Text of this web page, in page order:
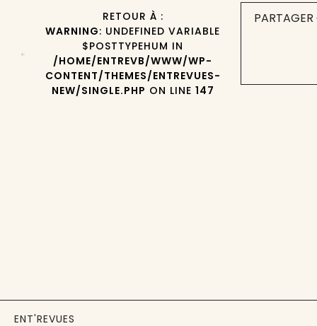
RETOUR À :
WARNING: UNDEFINED VARIABLE
$POSTTYPEHUM IN
/HOME/ENTREVB/WWW/WP-
CONTENT/THEMES/ENTREVUES-
NEW/SINGLE.PHP ON LINE 147
ENT'REVUES